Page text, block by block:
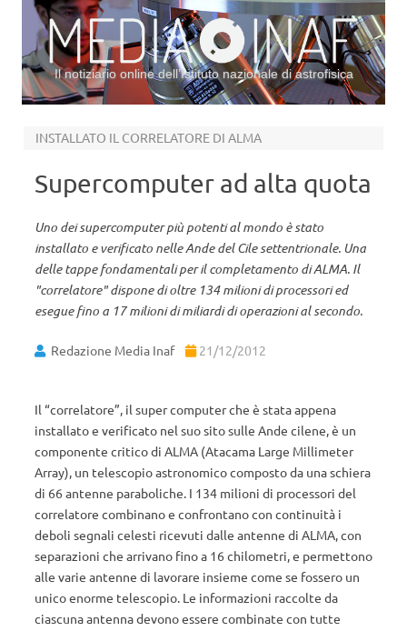
Il notiziario online dell’Istituto nazionale di astrofisica
INSTALLATO IL CORRELATORE DI ALMA
Supercomputer ad alta quota
Uno dei supercomputer più potenti al mondo è stato
installato e verificato nelle Ande del Cile settentrionale. Una
delle tappe fondamentali per il completamento di ALMA. Il
"correlatore" dispone di oltre 134 milioni di processori ed
esegue fino a 17 milioni di miliardi di operazioni al secondo.
Redazione Media Inaf 21/12/2012
Il “correlatore”, il super computer che è stata appena
installato e verificato nel suo sito sulle Ande cilene, è un
componente critico di ALMA (Atacama Large Millimeter
Array), un telescopio astronomico composto da una schiera
di 66 antenne paraboliche. I 134 milioni di processori del
correlatore combinano e confrontano con continuità i
deboli segnali celesti ricevuti dalle antenne di ALMA, con
separazioni che arrivano fino a 16 chilometri, e permettono
alle varie antenne di lavorare insieme come se fossero un
unico enorme telescopio. Le informazioni raccolte da
ciascuna antenna devono essere combinate con tutte